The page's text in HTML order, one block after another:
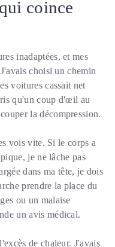
coince
inadaptées, et mes
choisi un chemin
voitures cassait net
qu'un coup d'œil au
la décompression.
vois vite. Si le corps a
je ne lâche pas
dans ma tête, je dois
prendre la place du
ou un malaise
un avis médical.
de chaleur. J'avais